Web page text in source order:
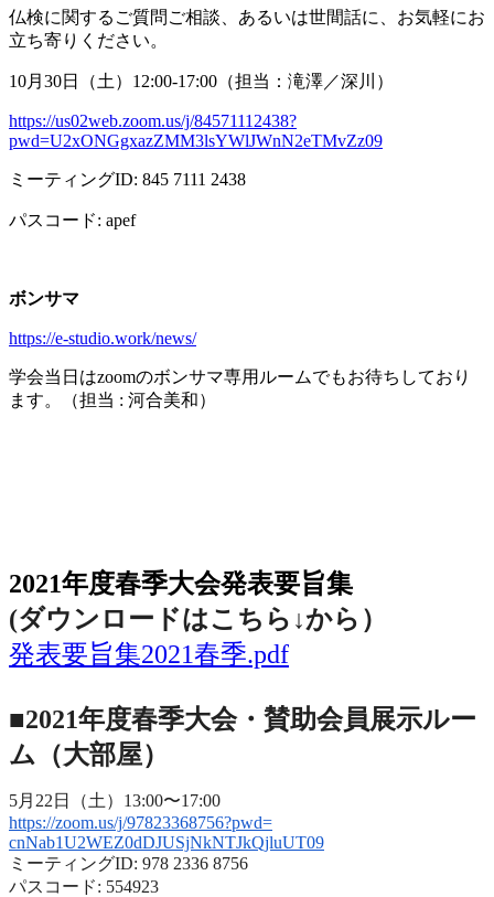
仏検に関するご質問ご相談、あるいは世間話に、お気軽にお
立ち寄りください。
10月 30日（土） 12:00-17:00 （担当：滝澤／深川）
https://us02web.zoom.us/j/84571112438?
pwd=U2xONGgxazZMM3lsYWlJWnN2eTMvZz09
ミーティングID: 845 7111 2438
パスコード: apef
ボンサマ
https://e-studio.work/news/
学会当日はzoomのボンサマ専用ルームでもお待ちしており
ます。（担当 : 河合美和）
2021年度春季大会発表要旨集
(ダウンロードはこちら↓から ）
発表要旨集2021春季.pdf
■2021年度春季大会・賛助会員展示ルー
ム（大部屋）
5月22日（土）13:00〜17:00
https://zoom.us/j/97823368756?pwd=
cnNab1U2WEZ0dDJUSjNkNTJkQjluUT09
ミーティングID: 978 2336 8756
パスコード: 554923